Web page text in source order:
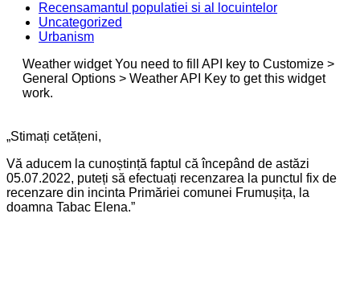
Recensamantul populatiei si al locuintelor
Uncategorized
Urbanism
Weather widgetYou need to fill API key to Customize >
General Options > Weather API Key to get this widget
work.
„Stimați cetățeni,
Vă aducem la cunoștință faptul că începând de astăzi
05.07.2022, puteți să efectuați recenzarea la punctul fix de
recenzare din incinta Primăriei comunei Frumușița, la
doamna Tabac Elena.”